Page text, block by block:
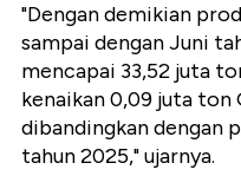
"Dengan demikian
sampai dengan Juni
mencapai 33,52 juta
kenaikan 0,09 juta ton
dibandingkan dengan
tahun 2025," ujarnya.